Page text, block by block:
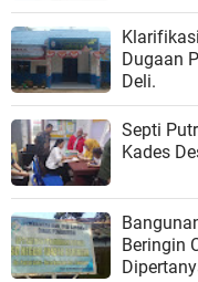
Dugaan
Deli.
Septi
Kades
Beringin